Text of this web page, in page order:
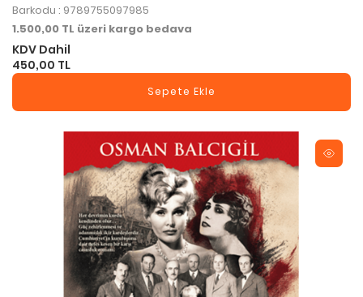
Barkodu : 9789755097985
1.500,00 TL üzeri kargo bedava
KDV Dahil
450,00 TL
Sepete Ekle